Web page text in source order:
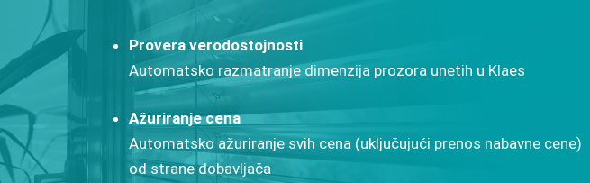
Provera verodostojnosti
Automatsko razmatranje dimenzija prozora unetih u Klaes
Ažuriranje cena
Automatsko ažuriranje svih cena (uključujući prenos nabavne cene)
od strane dobavljača